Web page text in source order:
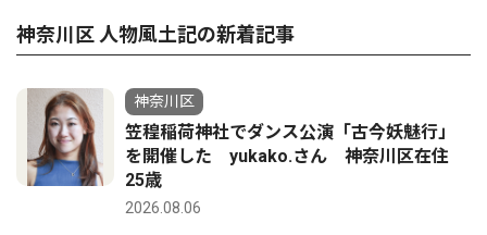
神奈川区 人物風土記の新着記事
神奈川区
笠䅣稲荷神社でダンス公演「古今妖魅行」
を開催した yukako.さん 神奈川区在住
25歳
2026.08.06